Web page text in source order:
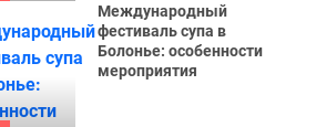
Международный
фестиваль супа в
Болонье: особенности
мероприятия